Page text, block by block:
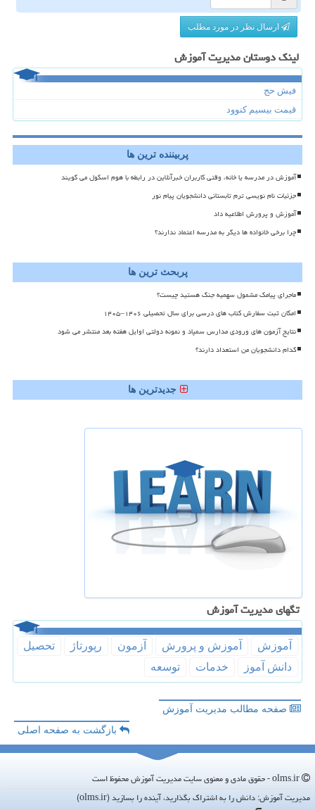
ارسال نظر در مورد مطلب
لینک دوستان مدیریت آموزش
فیش حج
قیمت بیسیم کنوود
پربیننده ترین ها
آموزش در مدرسه یا خانه، وقتی کاربران خبرآنلاین در رابطه با هوم اسکول می گویند
جزئیات نام نویسی ترم تابستانی دانشجویان پیام نور
آموزش و پرورش اطلاعیه داد
چرا برخی خانواده ها دیگر به مدرسه اعتماد ندارند؟
پربحث ترین ها
ماجرای پیامک مشمول سهمیه جنگ هستید چیست؟
امکان ثبت سفارش کتاب های درسی برای سال تحصیلی ۱۴۰۶–۱۴۰۵
نتایج آزمون های ورودی مدارس سمپاد و نمونه دولتی اوایل هفته بعد منتشر می شود
کدام دانشجویان من استعداد دارند؟
جدیدترین ها
تگهای مدیریت آموزش
آموزش آموزش و پرورش آزمون رپورتاژ
تحصیل
دانش آموز
خدمات توسعه
صفحه مطالب مدیریت آموزش
بازگشت به صفحه اصلی
مدیریت آموزش: دانش را به اشتراک بگذارید، آینده را بسازید (olms.ir)